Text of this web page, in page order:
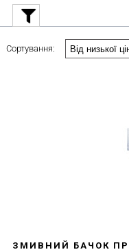
Сортування:
ЗМИВНИЙ БАЧОК